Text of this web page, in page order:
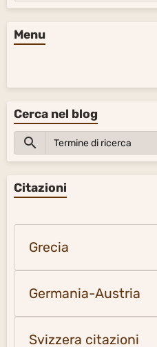
Menu
Cerca nel blog
Citazioni
Grecia
Germania-Austria
Svizzera citazioni